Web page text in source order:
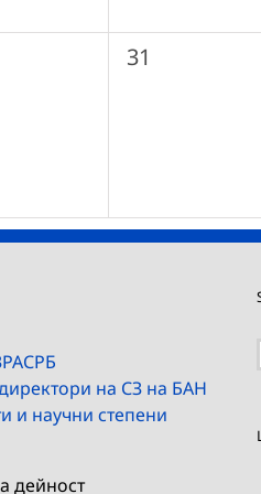
0
31
на СЗ на БАН
и научни степени
дейност